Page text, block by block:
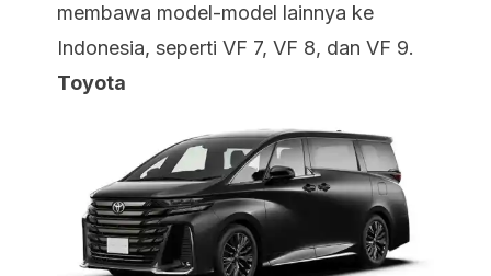
membawa model-model lainnya ke
Indonesia, seperti VF 7, VF 8, dan VF 9.
Toyota